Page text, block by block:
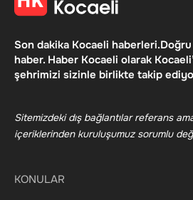
Son dakika Kocaeli haberleri.Doğru
haber. Haber Kocaeli olarak
şehrimizi sizinle birlikte takip
Sitemizdeki dış bağlantılar referans
içeriklerinden kuruluşumuz sorumlu
KONULAR